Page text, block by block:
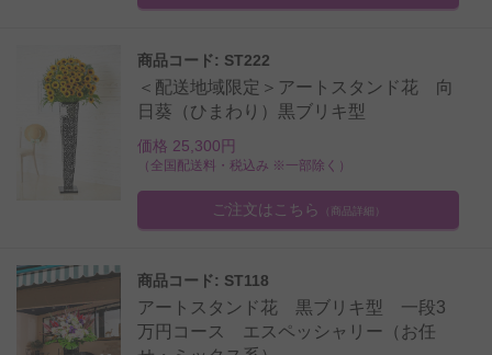
商品コード: ST222
＜配送地域限定＞アートスタンド花 向
日葵（ひまわり）黒ブリキ型
価格 25,300円
（全国配送料・税込み ※一部除く）
ご注文はこちら （商品詳細）
商品コード: ST118
アートスタンド花 黒ブリキ型 一段3
万円コース エスペッシャリー（お任